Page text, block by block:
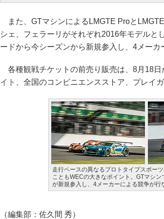
また、GTマシンによるLMGTE Proと
シェ、フェラーリがそれぞれ2016年モデルと
ードから今シーズンから新規参入し、4メーカ
各種観戦チケットの前売り販売は、8月18日
イト
、全国のコンビニエンスストア、プレイ
走行ペースの異なるプロトタイプスポー
こともWECの大きなポイント。GTマシ
が新規参入し、4メーカーによる競争が行
（編集部：佐久間 秀）